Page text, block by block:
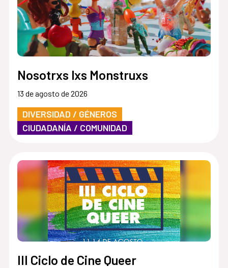
Nosotrxs lxs Monstruxs
13 de agosto de 2026
DIVERSIDAD / GÉNEROS
CIUDADANÍA / COMUNIDAD
III Ciclo de Cine Queer